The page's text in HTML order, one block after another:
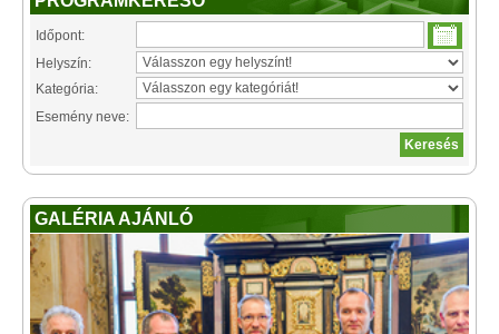
Időpont:
Helyszín:
Kategória:
Esemény neve:
GALÉRIA AJÁNLÓ